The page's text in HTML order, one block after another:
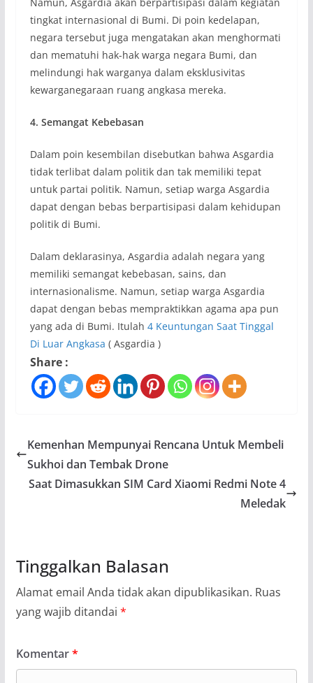
tingkat internasional di Bumi. Di poin kedelapan,
negara tersebut juga mengatakan akan menghormati
dan mematuhi hak-hak warga negara Bumi, dan
melindungi hak warganya dalam eksklusivitas
kewarganegaraan ruang angkasa mereka.
4. Semangat Kebebasan
Dalam poin kesembilan disebutkan bahwa Asgardia
tidak terlibat dalam politik dan tak memiliki tepat
untuk partai politik. Namun, setiap warga Asgardia
dapat dengan bebas berpartisipasi dalam kehidupan
politik di Bumi.
Dalam deklarasinya, Asgardia adalah negara yang
memiliki semangat kebebasan, sains, dan
internasionalisme. Namun, setiap warga Asgardia
dapat dengan bebas mempraktikkan agama apa pun
yang ada di Bumi. Itulah 4 Keuntungan Saat Tinggal
Di Luar Angkasa ( Asgardia )
Share :
Kemenhan Mempunyai Rencana Untuk Membeli
Sukhoi dan Tembak Drone
Saat Dimasukkan SIM Card Xiaomi Redmi Note 4
Meledak
Tinggalkan Balasan
Alamat email Anda tidak akan dipublikasikan. Ruas
yang wajib ditandai *
Komentar*